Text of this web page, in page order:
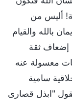
أليس من
بالله والقيام
إضعاف ثقة
معسولة عنه
سامية
"ابذل قصارى